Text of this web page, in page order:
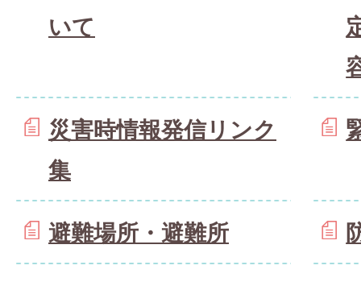
いて
災害時情報発信リンク
集
避難場所・避難所